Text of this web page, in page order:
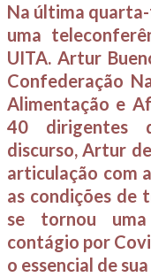
Na última
uma
UITA. Artur
Confederação
Alimentação e
40 dirigentes
discurso, Artur
articulação com
as condições de
se tornou
contágio por
o essencial de